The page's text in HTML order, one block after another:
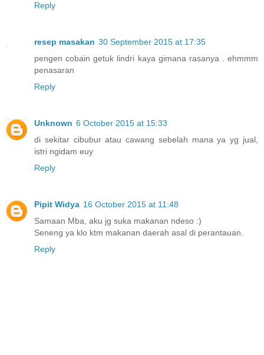
Reply
resep masakan 30 September 2015 at 17:35
pengen cobain getuk lindri kaya gimana rasanya . ehmmm
penasaran
Reply
Unknown 6 October 2015 at 15:33
di sekitar cibubur atau cawang sebelah mana ya yg jual,
istri ngidam euy
Reply
Pipit Widya 16 October 2015 at 11:48
Samaan Mba, aku jg suka makanan ndeso :)
Seneng ya klo ktm makanan daerah asal di perantauan.
Reply